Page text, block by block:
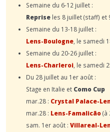
Semaine du 6-12 juillet :
Reprise les 8 juillet (staff) et
Semaine du 13-18 juillet :
Lens-Boulogne , le samedi
Semaine du 20-26 juillet :
Lens-Charleroi , le samedi
Du 28 juillet au 1er août :
Stage en Italie et Como Cup
mar.28 : Crystal Palace-
mar.28 : Lens-Famalicão(à
sam. 1er août : Villareal-